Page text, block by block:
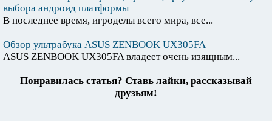
выбора андроид платформы
В последнее время, игроделы всего мира, все...
Обзор ультрабука ASUS ZENBOOK UX305FA
ASUS ZENBOOK UX305FA владеет очень изящным...
Понравилась статья? Ставь лайки, рассказывай
друзьям!